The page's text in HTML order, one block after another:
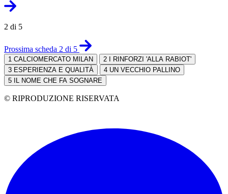
2 di 5
Prossima scheda 2 di 5
1 CALCIOMERCATO MILAN 2
I RINFORZI 'ALLA RABIOT'
3 ESPERIENZA E QUALITÀ 4 UN VECCHIO PALLINO
5
IL NOME CHE FA SOGNARE
© RIPRODUZIONE RISERVATA